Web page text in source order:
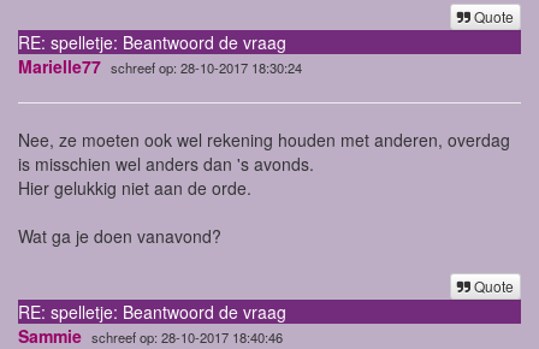
Quote
RE: spelletje: Beantwoord de vraag
Marielle77 schreef op: 28-10-2017 18:30:24
Nee, ze moeten ook wel rekening houden met anderen, overdag
is misschien wel anders dan 's avonds.
Hier gelukkig niet aan de orde.
Wat ga je doen vanavond?
Quote
RE: spelletje: Beantwoord de vraag
Sammie schreef op: 28-10-2017 18:40:46